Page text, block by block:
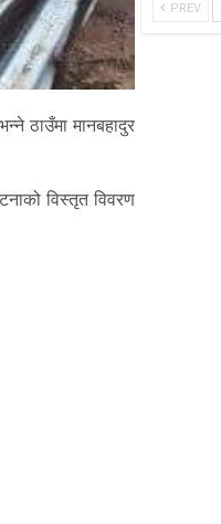
ठाउँमा मानबहादुर
विस्तृत विवरण
PREV